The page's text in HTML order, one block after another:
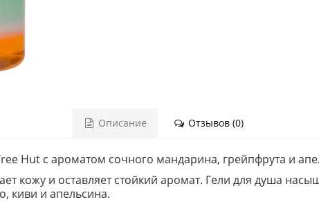
Описание Отзывов (0)
Hut с ароматом сочного мандарина, грейпфрута и
кожу и оставляет стойкий аромат. Гели для душа
киви и апельсина.